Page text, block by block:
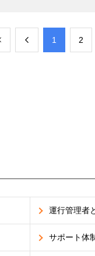
​1 ​2
運行管理者
サポート体